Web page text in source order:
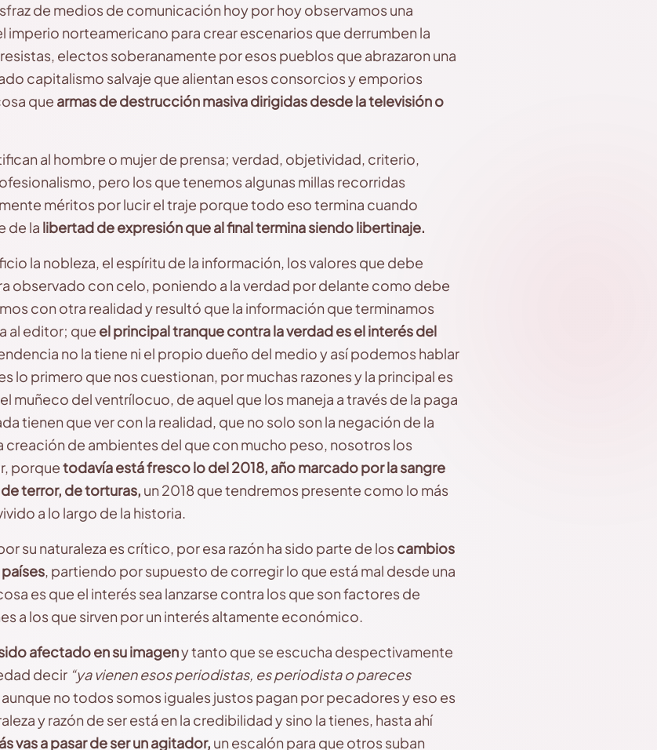
de medios de comunicación hoy por hoy observamos una
norteamericano para crear escenarios que derrumben la
electos soberanamente por esos pueblos que abrazaron una
capitalismo salvaje que alientan esos consorcios y emporios
que armasde destrucción masiva dirigidas desde la televisión o
al hombre o mujer de prensa; verdad, objetividad, criterio,
pero los que tenemos algunas millas recorridas
méritos por lucir el traje porque todo eso termina cuando
de la libertad de expresión que al final termina siendo libertinaje.
la nobleza, el espíritu de la información, los valores que debe
observado con celo, poniendo a la verdad por delante como debe
con otra realidad y resultó que la información que terminamos
al editor; que el principal tranque contra la verdad es el interés del
no la tiene ni el propio dueño del medio y así podemos hablar
lo primero que nos cuestionan, por muchas razones y la principal es
muñeco del ventrílocuo, de aquel que los maneja a través de la paga
tienen que ver con la realidad, que no solo son la negación de la
creación de ambientes del que con mucho peso, nosotros los
porquetodavía está fresco lo del 2018, año marcado por la sangre
terror, de torturas, un 2018 que tendremos presente como lo más
a lo largo de la historia.
su naturaleza es crítico, por esa razón ha sido parte de loscambios
, partiendo por supuesto de corregir lo que está mal desde una
es que el interés sea lanzarse contra los que son factores de
a los que sirven por un interés altamente económico.
afectado en su imageny tanto que se escucha despectivamente
decir “ya vienen esos periodistas, es periodista o pareces
no todos somos iguales justos pagan por pecadores y eso es
y razón de ser está en la credibilidad y sino la tienes, hasta ahí
vas a pasar de ser un agitador, un escalón para que otros suban